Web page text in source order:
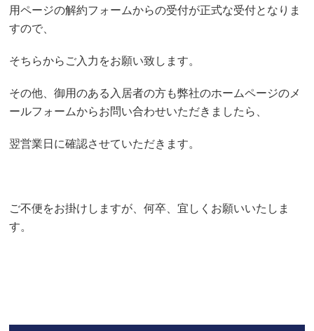
用ページの解約フォームからの受付が正式な受付となりま
すので、
そちらからご入力をお願い致します。
その他、御用のある入居者の方も弊社のホームページのメ
ールフォームからお問い合わせいただきましたら、
翌営業日に確認させていただきます。
ご不便をお掛けしますが、何卒、宜しくお願いいたしま
す。